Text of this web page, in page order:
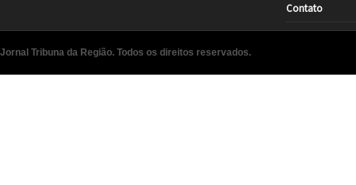
Contato
Jornal Tribuna da Região. Todos os direitos reservados.